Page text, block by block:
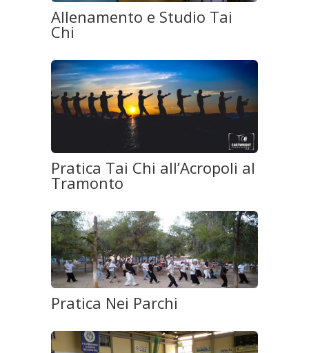
Allenamento e Studio Tai
Chi
Pratica Tai Chi all’Acropoli al
Tramonto
Pratica Nei Parchi